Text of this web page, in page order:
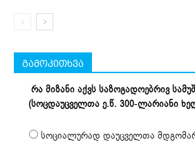
გამოკითხვა
რა მიზანი აქვს საზოგადოებრივ
(სოცდაუცველთა ე.წ. 300-ლარიანი
სოციალურად დაუცველთა